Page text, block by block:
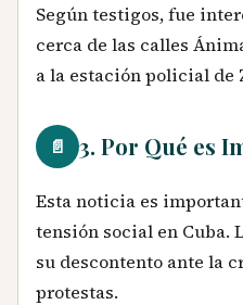
Según testigos, fue
cerca de las calles
a la estación policial de
📄 3. Por Qué es
Esta noticia es
tensión social en Cuba.
su descontento ante la
protestas.